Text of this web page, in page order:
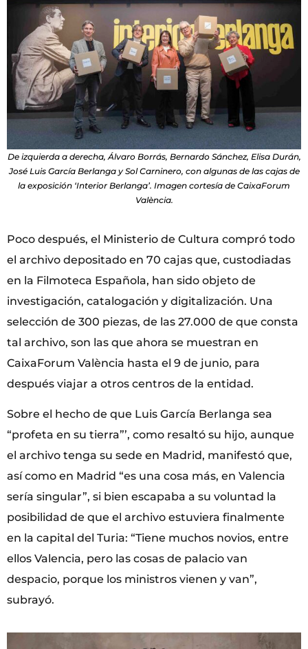
De izquierda a derecha, Álvaro Borrás, Bernardo Sánchez, Elisa Durán,
José Luis García Berlanga y Sol Carninero, con algunas de las cajas de
la exposición ‘Interior Berlanga’. Imagen cortesía de CaixaForum
València.
Poco después, el Ministerio de Cultura compró todo
el archivo depositado en 70 cajas que, custodiadas
en la Filmoteca Española, han sido objeto de
investigación, catalogación y digitalización. Una
selección de 300 piezas, de las 27.000 de que consta
tal archivo, son las que ahora se muestran en
CaixaForum València hasta el 9 de junio, para
después viajar a otros centros de la entidad.
Sobre el hecho de que Luis García Berlanga sea
“profeta en su tierra”’, como resaltó su hijo, aunque
el archivo tenga su sede en Madrid, manifestó que,
así como en Madrid “es una cosa más, en Valencia
sería singular”, si bien escapaba a su voluntad la
posibilidad de que el archivo estuviera finalmente
en la capital del Turia: “Tiene muchos novios, entre
ellos Valencia, pero las cosas de palacio van
despacio, porque los ministros vienen y van”,
subrayó.